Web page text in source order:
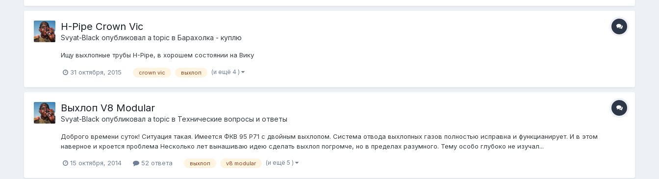
H-Pipe Crown Vic
Svyat-Black опубликовал a topic в Барахолка - куплю
Ищу выхлопные трубы H-Pipe, в хорошем состоянии на Вику
31 октября, 2015 crown vic выхлоп (и ещё 4 )
Выхлоп V8 Modular
Svyat-Black опубликовал a topic в Технические вопросы и ответы
Доброго времени суток! Ситуация такая. Имеется ФКВ 95 P71 с двойным выхлопом. Система отвода выхлопных газов полностью исправна и функцианирует. И в этом
наверное и кроется проблема Несколько лет вынашиваю идею сделать выхлоп погромче, но в пределах разумного. Тему особо глубоко не изучал...
15 октября, 2014 52 ответа выхлоп v8 modular (и ещё 5 )